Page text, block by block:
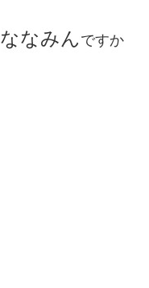
ななみん ですか